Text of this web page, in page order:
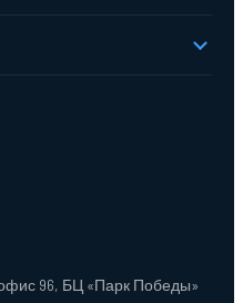
96, БЦ «Парк Победы»